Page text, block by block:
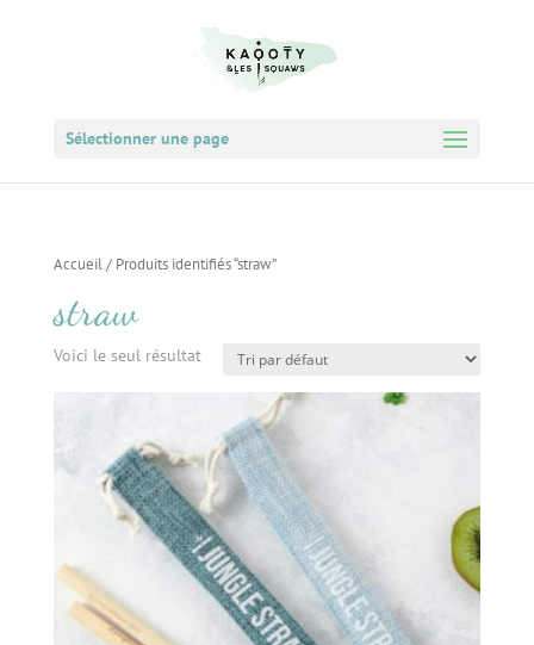
Sélectionner une page
Accueil/ Produits identifiés “straw”
straw
Voici le seul résultat